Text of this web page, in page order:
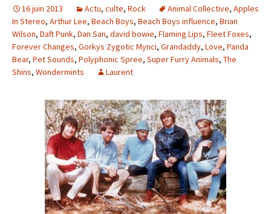
16 juin 2013 Actu, culte, Rock Animal Collective, Apples
In Stereo, Arthur Lee, Beach Boys, Beach Boys influence, Brian
Wilson, Daft Punk, Dan San, david bowie, Flaming Lips, Fleet Foxes,
Forever Changes, Gorkys Zygotic Mynci, Grandaddy, Love, Panda
Bear, Pet Sounds, Polyphonic Spree, Super Furry Animals, The
Shins, Wondermints Laurent